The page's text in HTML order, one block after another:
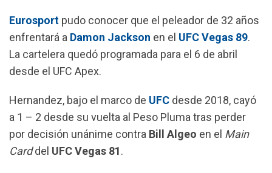
o
o
k
A
p
p
r
a
m
Eurosport pudo conocer que el peleador de 32 años
enfrentará a Damon Jackson en el UFC Vegas 89.
La cartelera quedó programada para el 6 de abril
desde el UFC Apex.
Hernandez, bajo el marco de UFC desde 2018, cayó
a 1 – 2 desde su vuelta al Peso Pluma tras perder
por decisión unánime contra Bill Algeo en el Main
Carddel UFC Vegas 81.